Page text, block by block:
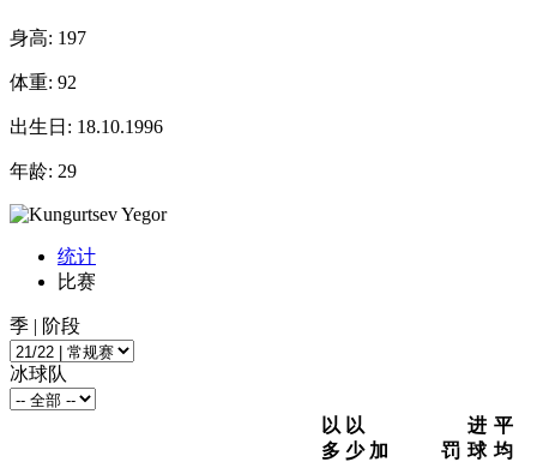
身高: 197
体重: 92
出生日: 18.10.1996
年龄: 29
统计
比赛
季 | 阶段
冰球队
以
多
以
少 加
罚
进
球
平
均